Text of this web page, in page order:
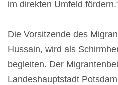
im direkten Umfeld
Die Vorsitzende des
Hussain, wird als
begleiten. Der
Landeshauptstadt